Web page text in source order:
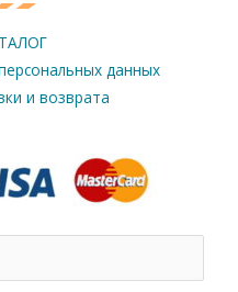
данных
и возврата